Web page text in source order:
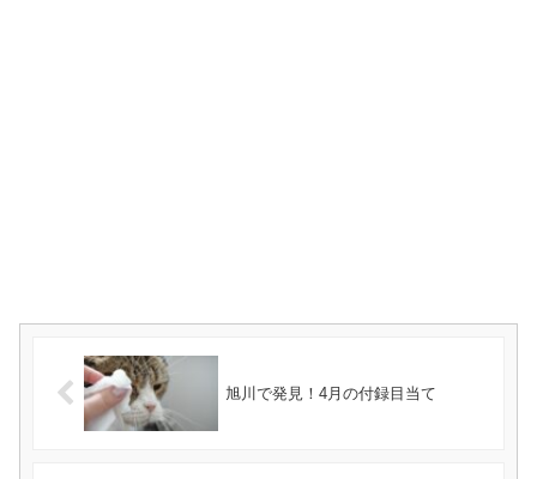
旭川で発見！4月の付録目当て